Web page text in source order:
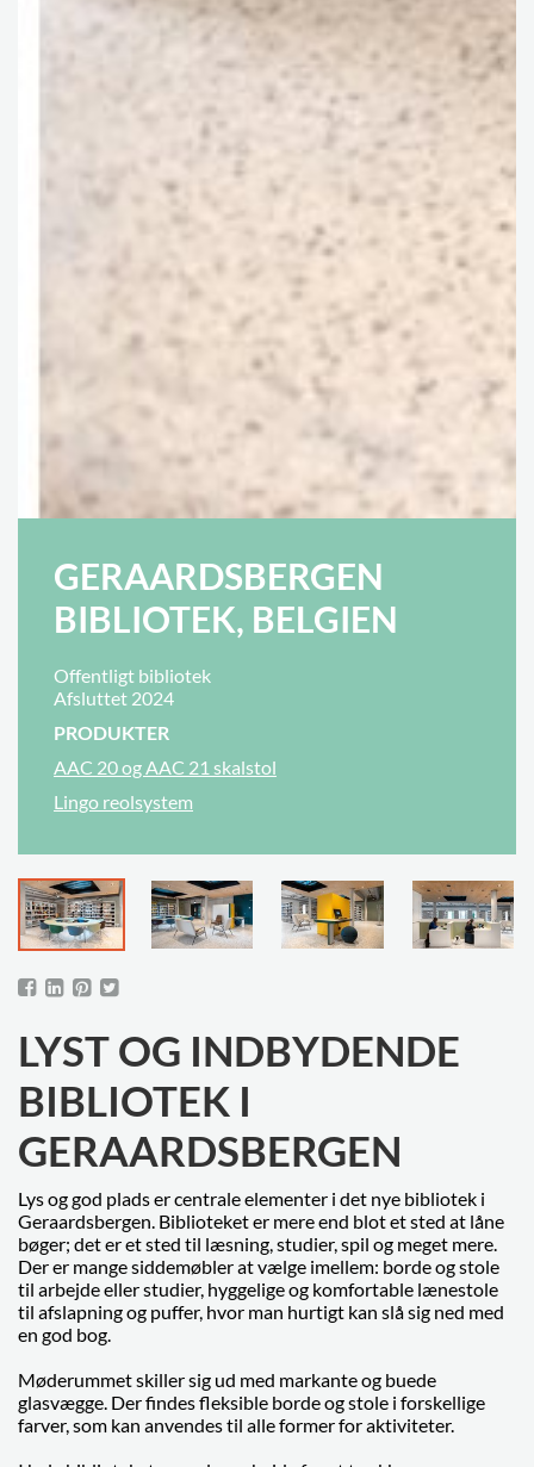
GERAARDSBERGEN
BIBLIOTEK, BELGIEN
Offentligt bibliotek
Afsluttet 2024
PRODUKTER
AAC 20 og AAC 21 skalstol
Lingo reolsystem
LYST OG INDBYDENDE
BIBLIOTEK I
GERAARDSBERGEN
Lys og god plads er centrale elementer i det nye bibliotek i
Geraardsbergen. Biblioteket er mere end blot et sted at låne
bøger; det er et sted til læsning, studier, spil og meget mere.
Der er mange siddemøbler at vælge imellem: borde og stole
til arbejde eller studier, hyggelige og komfortable lænestole
til afslapning og puffer, hvor man hurtigt kan slå sig ned med
en god bog.
Møderummet skiller sig ud med markante og buede
glasvægge. Der findes fleksible borde og stole i forskellige
farver, som kan anvendes til alle former for aktiviteter.